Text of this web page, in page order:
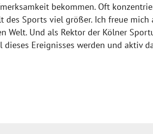
bekommen. Oft
Sports viel größer. Ich freue mich
Welt. Und als Rektor der Kölner
Ereignisses werden und aktiv